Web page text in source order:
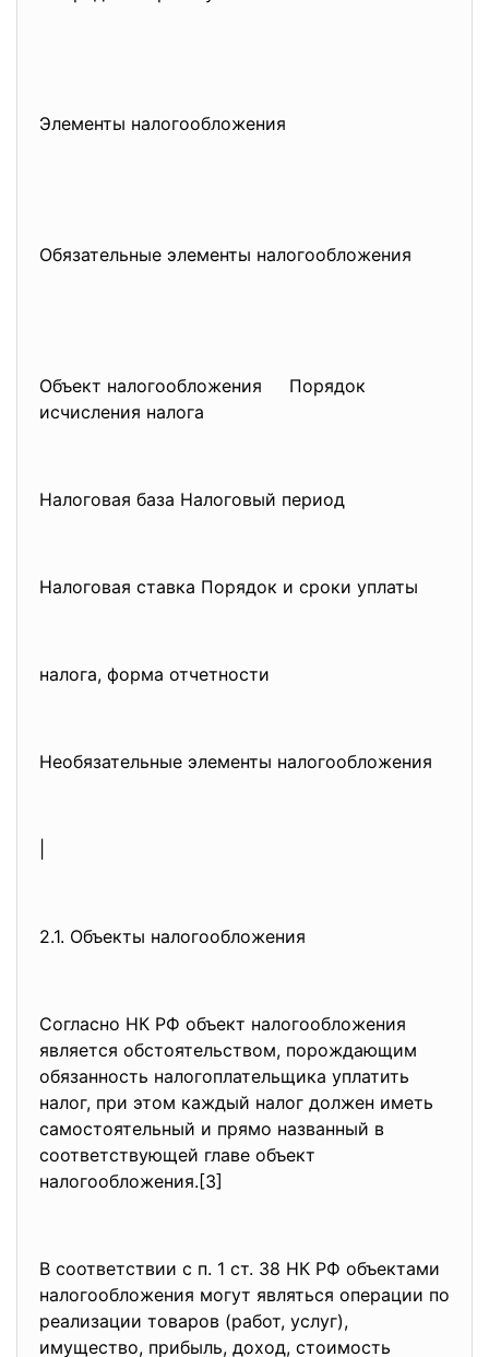
Элементы налогообложения
Обязательные элементы налогообложения
Объект налогообложения Порядок
исчисления налога
Налоговая база Налоговый период
Налоговая ставка Порядок и сроки уплаты
налога, форма отчетности
Необязательные элементы налогообложения
2.1. Объекты налогообложения
Согласно НК РФ объект налогообложения
является обстоятельством, порождающим
обязанность налогоплательщика уплатить
налог, при этом каждый налог должен иметь
самостоятельный и прямо названный в
соответствующей главе объект
налогообложения.[3]
В соответствии с п. 1 ст. 38 НК РФ объектами
налогообложения могут являться операции по
реализации товаров (работ, услуг),
имущество, прибыль, доход, стоимость